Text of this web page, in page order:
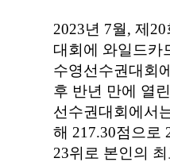
2023년 7월, 제 20
대회에 와일드카
수영선수권대회
후 반년 만에 열린
선수권대회에서
해 217.30점으로
23위로 본인의